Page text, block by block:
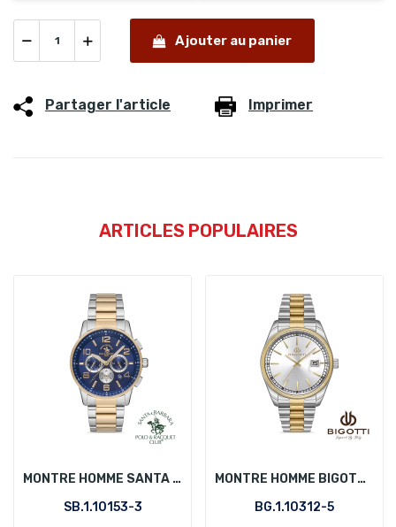
Ajouter au panier
Partager l'article Imprimer
ARTICLES POPULAIRES
MONTRE HOMME SANTA BARBARA POLO SB.1.10153-3
SB.1.10153-3
MONTRE HOMME BIGOTTI BG.1.10312-5
BG.1.10312-5